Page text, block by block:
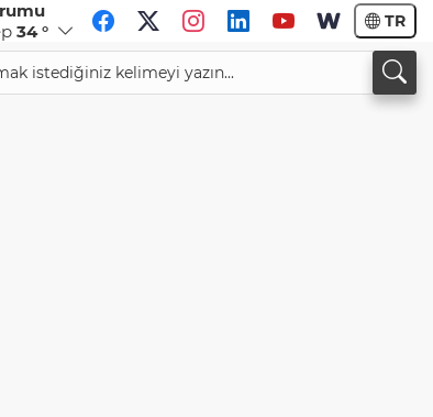
34 ° TR
%0,82
34,1883